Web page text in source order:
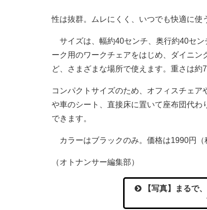
性は抜群。ムレにくく、いつでも快適に使
サイズは、幅約40センチ、奥行約40セン
ーク用のワークチェアをはじめ、ダイニ
ど、さまざまな場所で使えます。重さは約
コンパクトサイズのため、オフィスチェ
や車のシート、直接床に置いて座布団代
できます。
カラーはブラックのみ。価格は1990円（
（オトナンサー編集部）
【写真】まるで